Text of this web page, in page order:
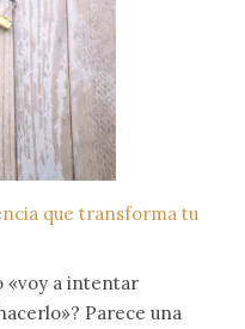
que transforma tu
«voy a intentar
Parece una